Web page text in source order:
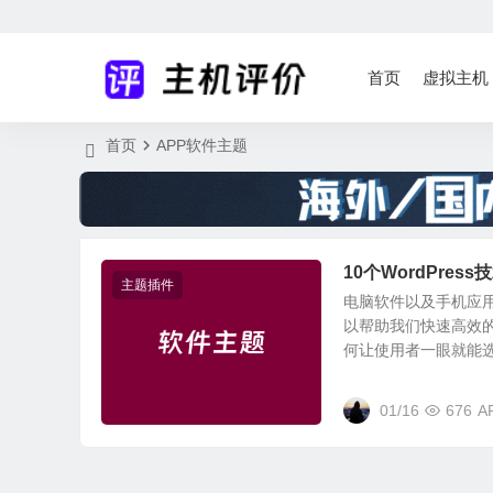
首页 虚拟主机
首页 APP软件主题
主题插件
10个WordPress
电脑软件以及手机应
以帮助我们快速高效
何让使用者一眼就能
01/16 676